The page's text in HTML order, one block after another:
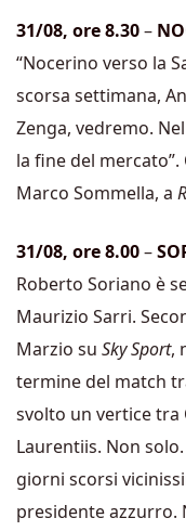
31/08, ore 8.30–
“Nocerino verso la
scorsa settimana,
Zenga, vedremo.
la fine del
Marco Sommella, a
31/08, ore 8.00–
Roberto Soriano è
Maurizio Sarri.
Marzio su Sky Sport,
termine del match
svolto un vertice tra
Laurentiis. Non
giorni scorsi
presidente azzurro.